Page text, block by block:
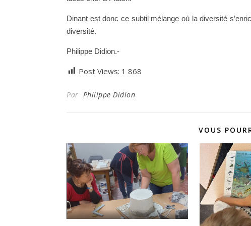
Dinant est donc ce subtil mélange où la diversité
diversité.
Philippe Didion.-
Post Views: 1 868
Par Philippe Didion
VOUS